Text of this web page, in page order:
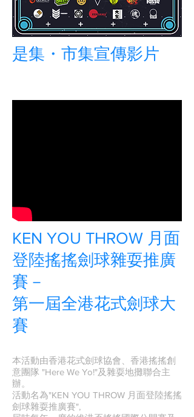
是集・市集宣傳影片
KEN YOU THROW 月面
登陸搖搖劍球雜耍推廣
賽－
第一屆全港花式劍球大
賽
本活動由香港花式劍球協會、香港搖搖創
意團隊 "Here We Yo!"及雜耍地攤聯合主
辦。
活動名為"KEN YOU THROW 月面登陸搖搖
劍球雜耍推廣賽",